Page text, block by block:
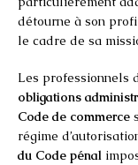
détourne à son
le cadre de sa
Les professionnels
obligations
Code de commerce
régime
du Code pénal